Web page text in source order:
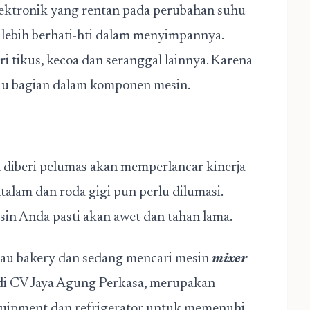
yang rentan pada perubahan suhu
berhati-hti dalam menyimpannya.
tikus, kecoa dan seranggal lainnya. Karena
bagian dalam komponen mesin.
pelumas akan memperlancar kinerja
dan roda gigi pun perlu dilumasi.
Anda pasti akan awet dan tahan lama.
bakery dan sedang mencari mesin mixer
CV Jaya Agung Perkasa, merupakan